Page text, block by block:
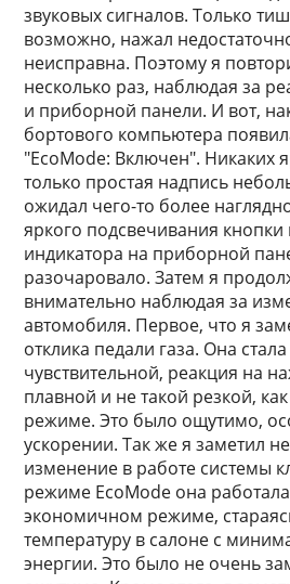
звуковых сигналов. Только
возможно, нажал
неисправна. Поэтому я
несколько раз, наблюдая за
и приборной панели. И вот,
бортового компьютера
"EcoMode: Включен". Никаких
только простая надпись
ожидал чего-то более
яркого подсвечивания
индикатора на приборной
разочаровало. Затем я
внимательно наблюдая за
автомобиля. Первое, что я
отклика педали газа. Она
чувствительной, реакция на
плавной и не такой резкой,
режиме. Это было ощутимо,
ускорении. Так же я заметил
изменение в работе системы
режиме EcoMode она
экономичном режиме,
температуру в салоне с
энергии. Это было не очень